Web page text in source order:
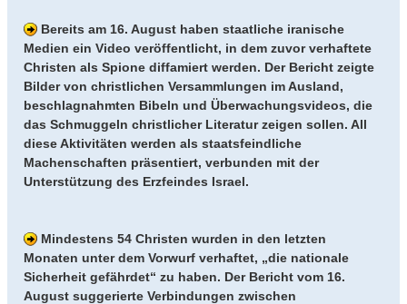
Bereits am 16. August haben staatliche iranische
Medien ein Video veröffentlicht, in dem zuvor verhaftete
Christen als Spione diffamiert werden. Der Bericht zeigte
Bilder von christlichen Versammlungen im Ausland,
beschlagnahmten Bibeln und Überwachungsvideos, die
das Schmuggeln christlicher Literatur zeigen sollen. All
diese Aktivitäten werden als staatsfeindliche
Machenschaften präsentiert, verbunden mit der
Unterstützung des Erzfeindes Israel.
Mindestens 54 Christen wurden in den letzten
Monaten unter dem Vorwurf verhaftet, „die nationale
Sicherheit gefährdet“ zu haben. Der Bericht vom 16.
August suggerierte Verbindungen zwischen